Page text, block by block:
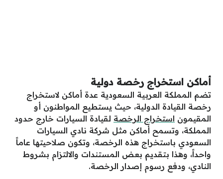
أماكن استخراج رخصة دولية
تضم المملكة العربية السعودية عدة أماكن لاستخراج
رخصة القيادة الدولية، حيث يستطيع المواطنون أو
المقيمون استخراج الرخصة لقيادة السيارات خارج حدود
المملكة، وتسمح أماكن مثل شركة نادي السيارات
السعودي باستخراج هذه الرخصة، وتكون صلاحيتها عاماً
واحداً، وهذا بتقديم بعض المستندات والالتزام بشروط
النادي، ودفع رسوم إصدار الرخصة.